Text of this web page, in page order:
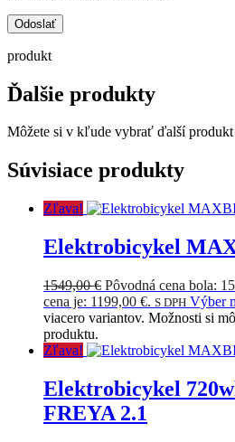
produkt
Ďalšie produkty
Môžete si v kľude vybrať ďalší produkt
Súvisiace produkty
Zľava!
Elektrobicykel
1549,00€ Pôvodná cena bola:
cena je: 1199,00 €. S DPH Výber
viacero variantov. Možnosti si
produktu.
Zľava!
Elektrobicykel
FREYA 2.1